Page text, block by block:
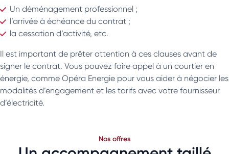
Un déménagement professionnel ;
l’arrivée à échéance du contrat ;
la cessation d’activité, etc.
Il est important de prêter attention à ces clauses avant de
signer le contrat. Vous pouvez faire appel à un courtier en
énergie, comme Opéra Energie pour vous aider à négocier les
modalités d’engagement et les tarifs avec votre fournisseur
d’électricité.
Nos offres